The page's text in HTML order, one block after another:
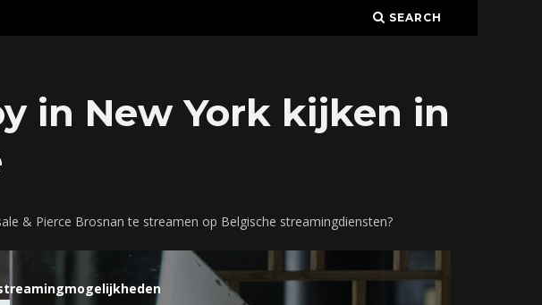
SEARCH
in New York kijken in
& Pierce Brosnan te streamen op Belgische streamingdiensten?